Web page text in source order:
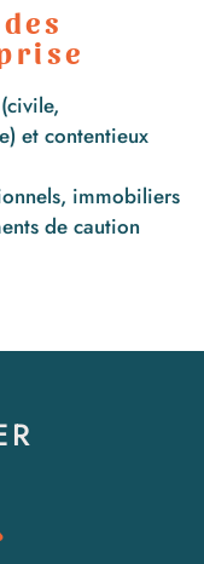
(civile,
et contentieux
immobiliers
de caution